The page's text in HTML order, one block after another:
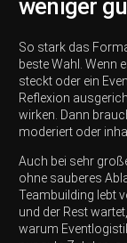
weniger
So stark das
beste Wahl. Wenn
steckt oder ein
Reflexion
wirken. Dann
moderiert oder
Auch bei sehr
ohne sauberes
Teambuilding lebt
und der Rest
warum